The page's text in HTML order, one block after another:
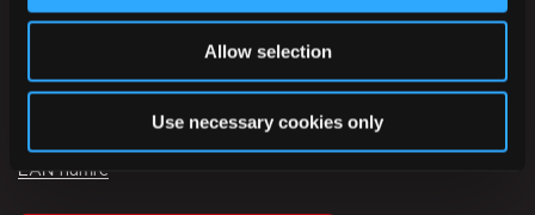
Allow selection
Use necessary cookies only
Ikast-Brande Kommune
+45 99 60 40 00
CVR: 29 18 96 17
EAN-numre